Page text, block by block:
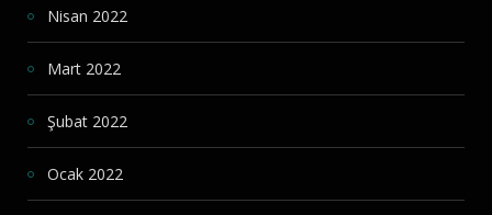
Nisan 2022
Mart 2022
Şubat 2022
Ocak 2022